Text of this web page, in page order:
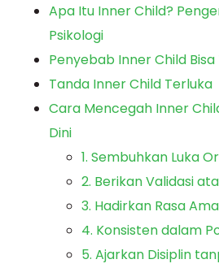
Apa Itu Inner Child?
Psikologi
Penyebab Inner Child
Tanda Inner Child Terluka
Cara Mencegah Inner
Dini
1. Sembuhkan Luka
2. Berikan Validasi
3. Hadirkan Rasa
4. Konsisten dalam
5. Ajarkan Disiplin